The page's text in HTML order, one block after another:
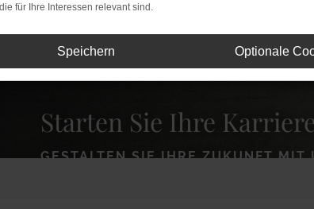
Starten Sie Ihre
GESTALTEN SIE IHRE ZUKUNFT MIT
die für Ihre Interessen relevant sind.
Speichern Optionale